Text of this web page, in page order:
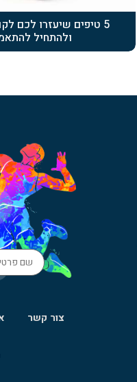
5 טיפים שיעזרו לכם
ולהתחיל
צור קשר